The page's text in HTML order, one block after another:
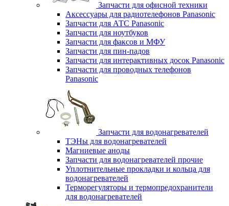
Запчасти для офисной техники
Аксессуары для радиотелефонов Panasonic
Запчасти для АТС Panasonic
Запчасти для ноутбуков
Запчасти для факсов и МФУ
Запчасти для пин-падов
Запчасти для интерактивных досок Panasonic
Запчасти для проводных телефонов
Panasonic
Запчасти для водонагревателей
ТЭНы для водонагревателей
Магниевые аноды
Запчасти для водонагревателей прочие
Уплотнительные прокладки и кольца для
водонагревателей
Терморегуляторы и термопредохранители
для водонагревателей